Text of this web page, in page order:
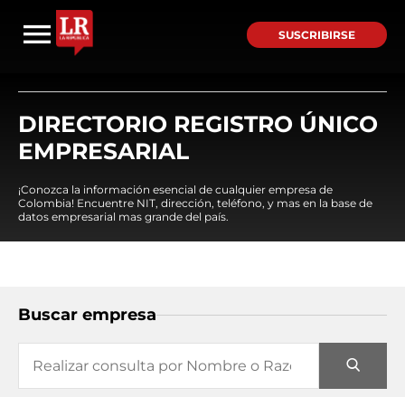
SUSCRIBIRSE
DIRECTORIO REGISTRO ÚNICO
EMPRESARIAL
¡Conozca la información esencial de cualquier empresa de
Colombia! Encuentre NIT, dirección, teléfono, y mas en la base de
datos empresarial mas grande del país.
Buscar empresa